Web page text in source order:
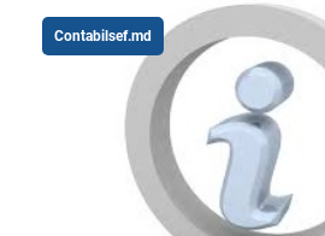
Contabilsef.md